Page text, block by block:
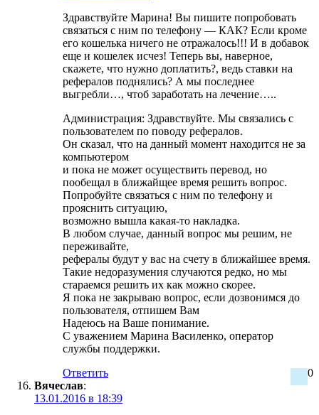
Здравствуйте Марина! Вы пишите попробовать
связаться с ним по телефону — КАК? Если кроме
его кошелька ничего не отражалось!!! И в добавок
еще и кошелек исчез! Теперь вы, наверное,
скажете, что нужно доплатить?, ведь ставки на
рефералов поднялись? А мы последнее
выгребли…, чтоб заработать на лечение…..
Администрация: Здравствуйте. Мы связались с
пользователем по поводу рефералов.
Он сказал, что на данный момент находится не за
компьютером
и пока не может осуществить перевод, но
пообещал в ближайщее время решить вопрос.
Попробуйте связаться с ним по телефону и
прояснить ситуацию,
возможно вышла какая-то накладка.
В любом случае, данный вопрос мы решим, не
переживайте,
рефералы будут у вас на счету в ближайшее время.
Такие недоразумения случаются редко, но мы
стараемся решить их как можно скорее.
Я пока не закрываю вопрос, если дозвонимся до
пользователя, отпишем Вам
Надеюсь на Ваше понимание.
С уважением Марина Василенко, оператор
службы поддержки.
0
Ответить
Вячеслав:
13.01.2016 в 18:39